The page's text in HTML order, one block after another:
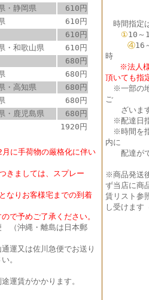
・静岡県
610円
610円
610円
・和歌山県
610円
680円
680円
・高知県
680円
680円
・鹿児島県
680円
1920円
に手荷物の厳格化に伴い
きましては、スプレー
なりお客様宅までの到着
で予めご了承ください。
沖縄・離島は日本郵
運又は佐川急便でお送り
。
運賃がかかります。
時間指定
①10
④
時
※法人様
頂いても指
※一部の
ご
ざいます
※配達日指
※時間を指
内に
配達がで
※商品発送
ず当店に商
賃リスト参
し受けます